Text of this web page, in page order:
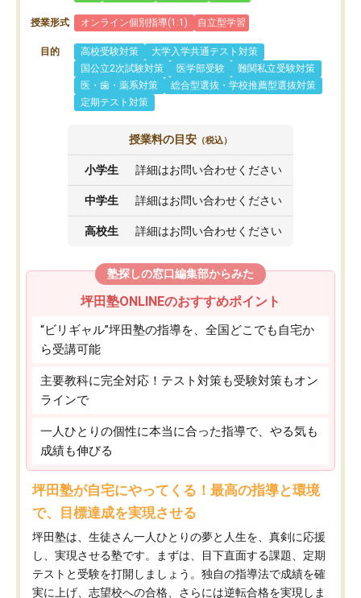
授業形式 オンライン個別指導(1:1) 自立型学習
目的 高校受験対策
大学入学共通テスト対策
国公立2次試験対策
医学部受験
難関私立受験対策
医・歯・薬系対策
総合型選抜・学校推薦型選抜対策
定期テスト対策
授業料の目安 （税込）
小学生 詳細はお問い合わせください
中学生 詳細はお問い合わせください
高校生 詳細はお問い合わせください
塾探しの窓口編集部からみた
坪田塾ONLINEのおすすめポイント
“ビリギャル”坪田塾の指導を、全国どこでも自宅か
ら受講可能
主要教科に完全対応！テスト対策も受験対策もオン
ラインで
一人ひとりの個性に本当に合った指導で、やる気も
成績も伸びる
坪田塾が自宅にやってくる！最高の指導と環境
で、目標達成を実現させる
坪田塾は、生徒さん一人ひとりの夢と人生を、真剣に応援
し、実現させる塾です。まずは、目下直面する課題、定期
テストと受験を打開しましょう。独自の指導法で成績を確
実に上げ、志望校への合格、さらには逆転合格を実現しま